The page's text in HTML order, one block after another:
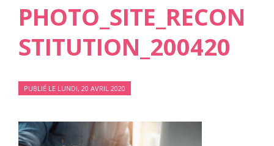
PHOTO_SITE_RECON
STITUTION_200420
PUBLIÉ LE LUNDI, 20 AVRIL 2020